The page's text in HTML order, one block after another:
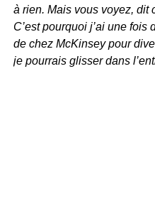
à rien. Mais vous voyez, dit
C’est pourquoi j’ai une
de chez McKinsey pour
je pourrais glisser dans